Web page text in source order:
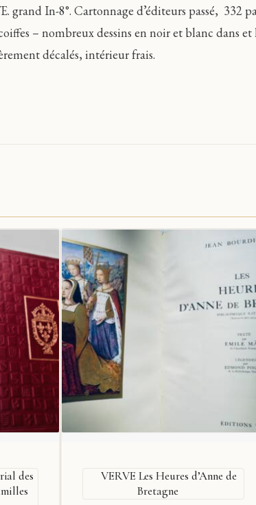
grand In-8°. Cartonnage d’éditeurs passé, 332
– nombreux dessins en noir et blanc dans
décalés, intérieur frais.
des
VERVE Les Heures d’Anne de
Bretagne